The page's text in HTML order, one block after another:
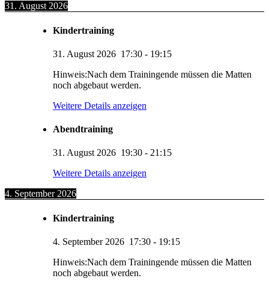
31. August 2026
Kindertraining
31. August 2026 17:30 - 19:15
Hinweis:Nach dem Trainingende müssen die Matten
noch abgebaut werden.
Weitere Details anzeigen
Abendtraining
31. August 2026 19:30 - 21:15
Weitere Details anzeigen
4. September 2026
Kindertraining
4. September 2026 17:30 - 19:15
Hinweis:Nach dem Trainingende müssen die Matten
noch abgebaut werden.